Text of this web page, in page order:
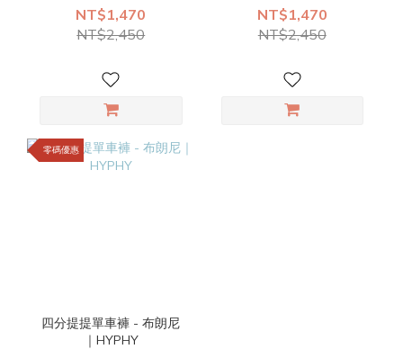
NT$1,470
NT$2,450
NT$1,470
NT$2,450
零碼優惠
四分提提單車褲 - 布朗尼
｜HYPHY